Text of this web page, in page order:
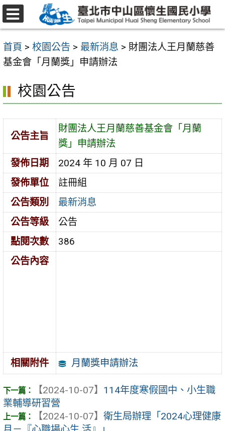
跳
至
要
內
區
首頁 > 校園公告 > 最新消息 > 財團法人王月蘭慈善
基金會「月蘭獎」申請辦法
校園公告
公告主旨
財團法人王月蘭慈善基金會「月蘭
獎」申請辦法
發佈日期
2024 年 10 月 07 日
發佈單位
註冊組
公告類別
最新消息
公告等級
公告
點閱次數
386
公告內容
相關附件 月蘭獎申請辦法
【2024-10-07】 114年度寒假國中、小生職
業輔導研習營
【2024-10-07】 衛生局辦理「2024心理健康
選
單